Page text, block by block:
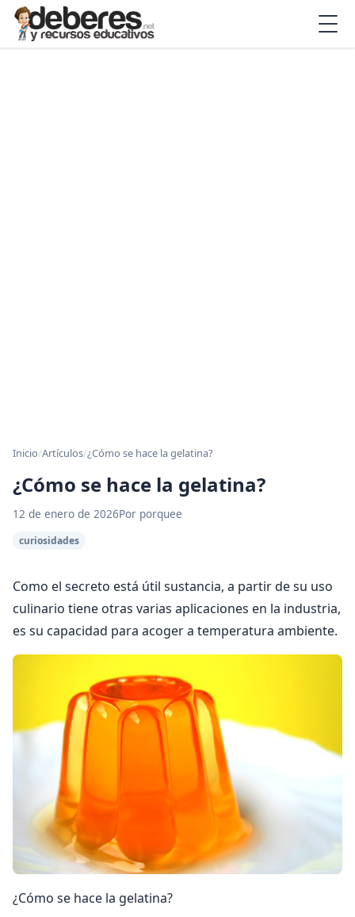
Inicio/Artículos/¿Cómo se hace la gelatina?
¿Cómo se hace la gelatina?
12 de enero de 2026Por porquee
curiosidades
Como el secreto está útil sustancia, a partir de su uso
culinario tiene otras varias aplicaciones en la industria,
es su capacidad para acoger a temperatura ambiente.
¿Cómo se hace la gelatina?